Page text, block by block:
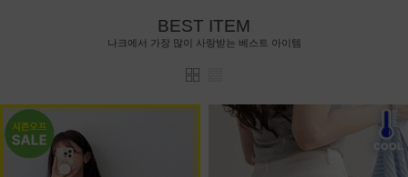
BEST ITEM
나크에서 가장 많이 사랑받는 베스트 아이템